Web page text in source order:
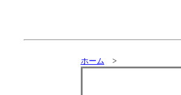
ホーム >